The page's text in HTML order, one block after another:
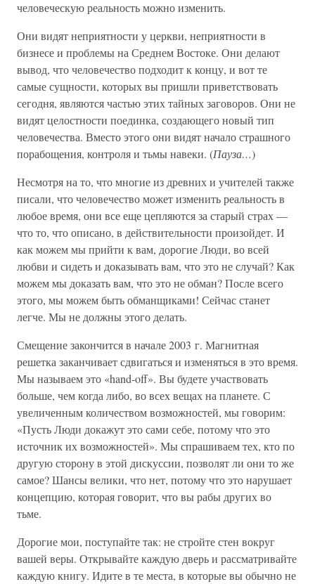
человеческую реальность можно изменить.
Они видят неприятности у церкви, неприятности в
бизнесе и проблемы на Среднем Востоке. Они делают
вывод, что человечество подходит к концу, и вот те
самые сущности, которых вы пришли приветствовать
сегодня, являются частью этих тайных заговоров. Они не
видят целостности поединка, создающего новый тип
человечества. Вместо этого они видят начало страшного
порабощения, контроля и тьмы навеки. (Пауза…)
Несмотря на то, что многие из древних и учителей также
писали, что человечество может изменить реальность в
любое время, они все еще цепляются за старый страх —
что то, что описано, в действительности произойдет. И
как можем мы прийти к вам, дорогие Люди, во всей
любви и сидеть и доказывать вам, что это не случай? Как
можем мы доказать вам, что это не обман? После всего
этого, мы можем быть обманщиками! Сейчас станет
легче. Мы не должны этого делать.
Смещение закончится в начале 2003 г. Магнитная
решетка заканчивает сдвигаться и изменяться в это время.
Мы называем это «hand-off». Вы будете участвовать
больше, чем когда либо, во всех вещах на планете. С
увеличенным количеством возможностей, мы говорим:
«Пусть Люди докажут это сами себе, потому что это
источник их возможностей». Мы спрашиваем тех, кто по
другую сторону в этой дискуссии, позволят ли они то же
самое? Шансы велики, что нет, потому что это нарушает
концепцию, которая говорит, что вы рабы других во
тьме.
Дорогие мои, поступайте так: не стройте стен вокруг
вашей веры. Открывайте каждую дверь и рассматривайте
каждую книгу. Идите в те места, в которые вы обычно не